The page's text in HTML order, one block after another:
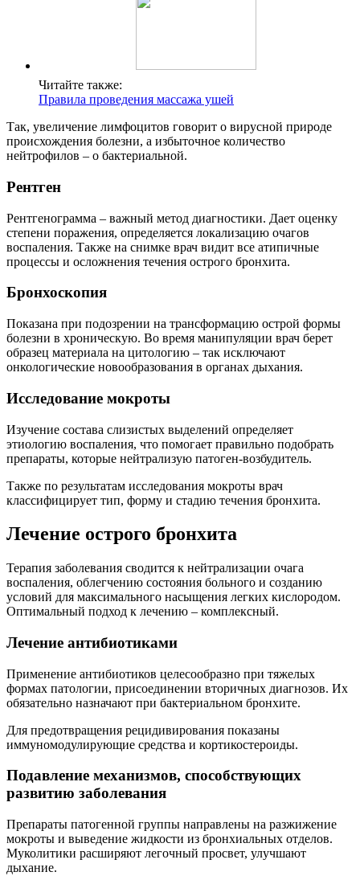
Читайте также:
Правила проведения массажа ушей
Так, увеличение лимфоцитов говорит о вирусной природе
происхождения болезни, а избыточное количество
нейтрофилов – о бактериальной.
Рентген
Рентгенограмма – важный метод диагностики. Дает оценку
степени поражения, определяется локализацию очагов
воспаления. Также на снимке врач видит все атипичные
процессы и осложнения течения острого бронхита.
Бронхоскопия
Показана при подозрении на трансформацию острой формы
болезни в хроническую. Во время манипуляции врач берет
образец материала на цитологию – так исключают
онкологические новообразования в органах дыхания.
Исследование мокроты
Изучение состава слизистых выделений определяет
этиологию воспаления, что помогает правильно подобрать
препараты, которые нейтрализую патоген-возбудитель.
Также по результатам исследования мокроты врач
классифицирует тип, форму и стадию течения бронхита.
Лечение острого бронхита
Терапия заболевания сводится к нейтрализации очага
воспаления, облегчению состояния больного и созданию
условий для максимального насыщения легких кислородом.
Оптимальный подход к лечению – комплексный.
Лечение антибиотиками
Применение антибиотиков целесообразно при тяжелых
формах патологии, присоединении вторичных диагнозов. Их
обязательно назначают при бактериальном бронхите.
Для предотвращения рецидивирования показаны
иммуномодулирующие средства и кортикостероиды.
Подавление механизмов, способствующих
развитию заболевания
Препараты патогенной группы направлены на разжижение
мокроты и выведение жидкости из бронхиальных отделов.
Муколитики расширяют легочный просвет, улучшают
дыхание.